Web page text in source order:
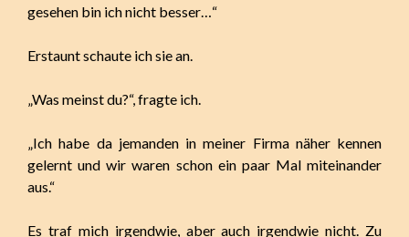
gesehen bin ich nicht besser…“
Erstaunt schaute ich sie an.
„Was meinst du?“, fragte ich.
„Ich habe da jemanden in meiner Firma näher kennen
gelernt und wir waren schon ein paar Mal miteinander
aus.“
Es traf mich irgendwie, aber auch irgendwie nicht. Zu